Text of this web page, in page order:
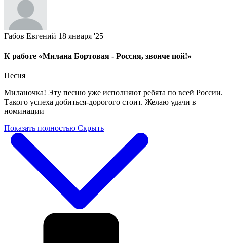
Габов Евгений 18 января '25
К работе «Милана Бортовая - Россия, звонче пой!»
Песня
Миланочка! Эту песню уже исполняют ребята по всей России.
Такого успеха добиться-дорогого стоит. Желаю удачи в
номинации
Показать полностью Скрыть